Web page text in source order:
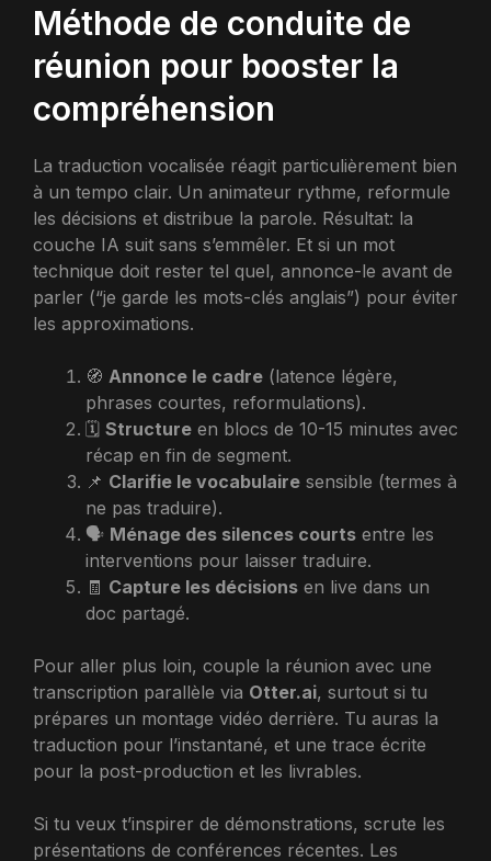
Méthode de conduite de
réunion pour booster la
compréhension
La traduction vocalisée réagit particulièrement bien
à un tempo clair. Un animateur rythme, reformule
les décisions et distribue la parole. Résultat: la
couche IA suit sans s’emmêler. Et si un mot
technique doit rester tel quel, annonce-le avant de
parler (“je garde les mots-clés anglais”) pour éviter
les approximations.
🧭 Annonce le cadre (latence légère,
phrases courtes, reformulations).
🗓️ Structure en blocs de 10-15 minutes avec
récap en fin de segment.
📌 Clarifie le vocabulaire sensible (termes à
ne pas traduire).
🗣️ Ménage des silences courts entre les
interventions pour laisser traduire.
🧾 Capture les décisions en live dans un
doc partagé.
Pour aller plus loin, couple la réunion avec une
transcription parallèle via Otter.ai, surtout si tu
prépares un montage vidéo derrière. Tu auras la
traduction pour l’instantané, et une trace écrite
pour la post-production et les livrables.
Si tu veux t’inspirer de démonstrations, scrute les
présentations de conférences récentes. Les